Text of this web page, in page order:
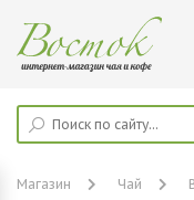
Магазин Чай